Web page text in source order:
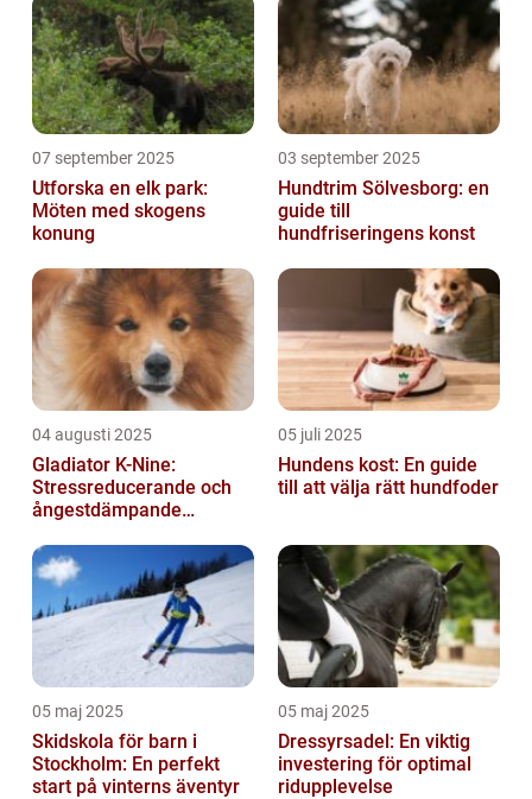
07 september 2025
Utforska en elk park:
Möten med skogens
konung
03 september 2025
Hundtrim Sölvesborg: en
guide till
hundfriseringens konst
04 augusti 2025
Gladiator K-Nine:
Stressreducerande och
ångestdämpande
05 juli 2025
Hundens kost: En guide
till att välja rätt hundfoder
05 maj 2025
Skidskola för barn i
Stockholm: En perfekt
start på vinterns äventyr
05 maj 2025
Dressyrsadel: En viktig
investering för optimal
ridupplevelse